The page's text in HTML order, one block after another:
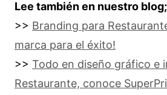
Lee también en nuestro blog;
>> Branding para
marca para el éxito!
>> Todo en diseño gráfico e
Restaurante, conoce